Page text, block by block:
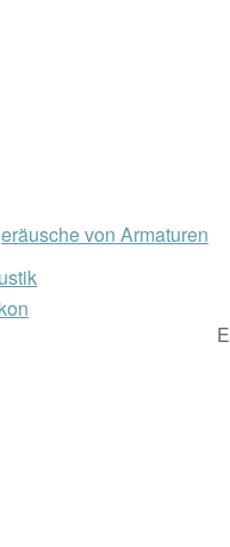
von Armaturen